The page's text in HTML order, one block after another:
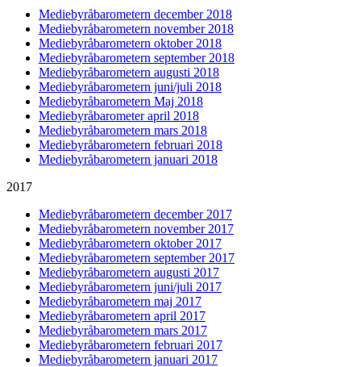
Mediebyråbarometern december 2018
Mediebyråbarometern november 2018
Mediebyråbarometern oktober 2018
Mediebyråbarometern september 2018
Mediebyråbarometern augusti 2018
Mediebyråbarometern juni/juli 2018
Mediebyråbarometern Maj 2018
Mediebyråbarometer april 2018
Mediebyråbarometern mars 2018
Mediebyråbarometern februari 2018
Mediebyråbarometern januari 2018
2017
Mediebyråbarometern december 2017
Mediebyråbarometern november 2017
Mediebyråbarometern oktober 2017
Mediebyråbarometern september 2017
Mediebyråbarometern augusti 2017
Mediebyråbarometern juni/juli 2017
Mediebyråbarometern maj 2017
Mediebyråbarometern april 2017
Mediebyråbarometern mars 2017
Mediebyråbarometern februari 2017
Mediebyråbarometern januari 2017